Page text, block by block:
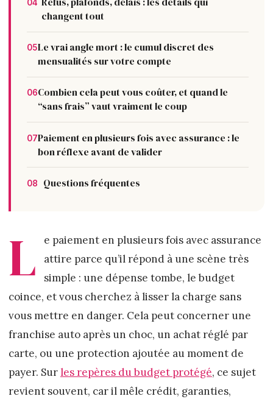
04
changent tout
05Le vrai angle mort : le cumul discret des
mensualités sur votre compte
06Combien cela peut vous coûter, et quand le
“sans frais” vaut vraiment le coup
07Paiement en plusieurs fois avec assurance : le
bon réflexe avant de valider
08 Questions fréquentes
L
e paiement en plusieurs fois avec assurance
attire parce qu’il répond à une scène très
simple : une dépense tombe, le budget
coince, et vous cherchez à lisser la charge sans
vous mettre en danger. Cela peut concerner une
franchise auto après un choc, un achat réglé par
carte, ou une protection ajoutée au moment de
payer. Surles repères du budget protégé, ce sujet
revient souvent, car il mêle crédit, garanties,